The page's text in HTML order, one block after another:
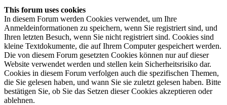
This forum uses cookies
In diesem Forum werden Cookies verwendet, um Ihre
Anmeldeinformationen zu speichern, wenn Sie registriert sind, und
Ihren letzten Besuch, wenn Sie nicht registriert sind. Cookies sind
kleine Textdokumente, die auf Ihrem Computer gespeichert werden.
Die von diesem Forum gesetzten Cookies können nur auf dieser
Website verwendet werden und stellen kein Sicherheitsrisiko dar.
Cookies in diesem Forum verfolgen auch die spezifischen Themen,
die Sie gelesen haben, und wann Sie sie zuletzt gelesen haben. Bitte
bestätigen Sie, ob Sie das Setzen dieser Cookies akzeptieren oder
ablehnen.